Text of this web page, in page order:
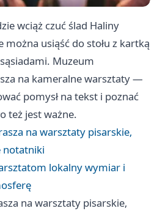
wciąż czuć ślad Haliny
można usiąść do stołu z kartką
Muzeum
na kameralne warsztaty —
pomysł na tekst i poznać
też jest ważne.
na warsztaty pisarskie,
notatniki
lokalny wymiar i
na warsztaty pisarskie,